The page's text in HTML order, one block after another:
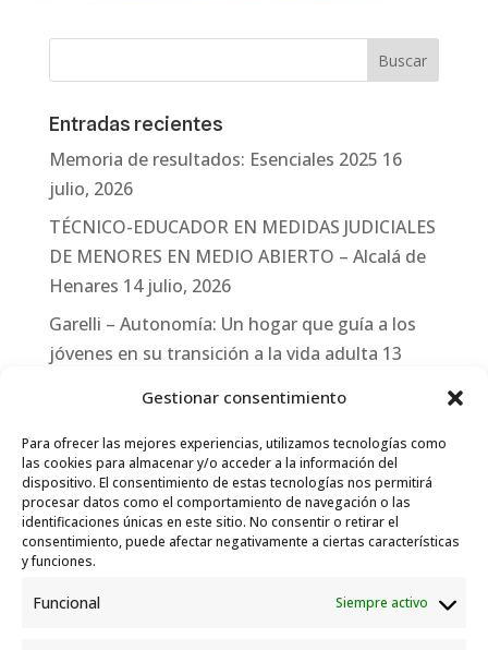
Gestionar consentimiento
Para ofrecer las mejores experiencias, utilizamos tecnologías como
las cookies para almacenar y/o acceder a la información del
dispositivo. El consentimiento de estas tecnologías nos permitirá
procesar datos como el comportamiento de navegación o las
identificaciones únicas en este sitio. No consentir o retirar el
consentimiento, puede afectar negativamente a ciertas características
y funciones.
Funcional Siempre activo
Entradas recientes
Memoria de resultados: Esenciales 2025 16
julio, 2026
TÉCNICO-EDUCADOR EN MEDIDAS JUDICIALES
DE MENORES EN MEDIO ABIERTO – Alcalá de
Henares 14 julio, 2026
Garelli – Autonomía: Un hogar que guía a los
jóvenes en su transición a la vida adulta 13
Garelli-Refugio: Acciones de empleo en el
marco del Sistema de Acogida de Protección
Internacional 10 julio, 2026